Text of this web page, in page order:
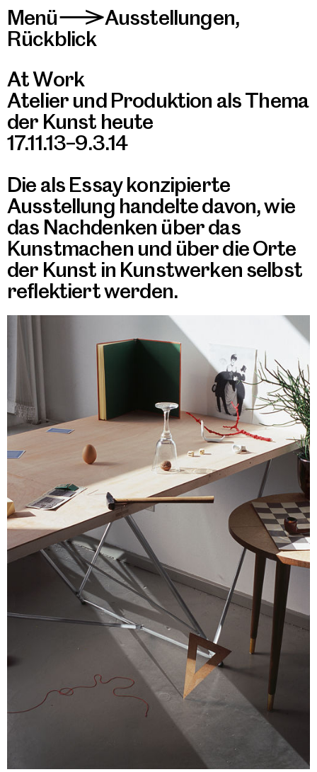
Menü>Ausstellungen,
Rückblick
At Work
Atelier und Produktion als Thema
der Kunst heute
17.11.13–9.3.14
Die als Essay konzipierte
Ausstellung handelte davon, wie
das Nachdenken über das
Kunstmachen und über die Orte
der Kunst in Kunstwerken selbst
reflektiert werden.